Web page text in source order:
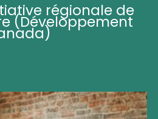
régionale de
(Développement